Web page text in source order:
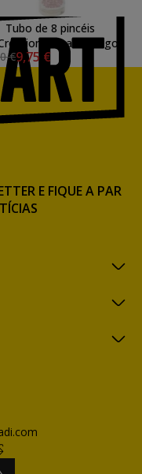
Tubo de 8 pincéis
de cabo longo
€9,75 €
E FIQUE A PAR